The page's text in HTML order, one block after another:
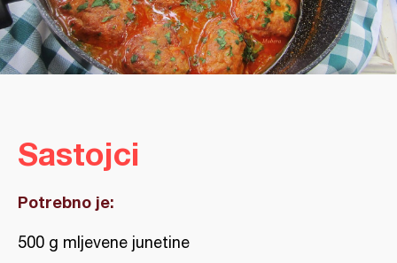
Sastojci
Potrebno je:
500 g mljevene junetine